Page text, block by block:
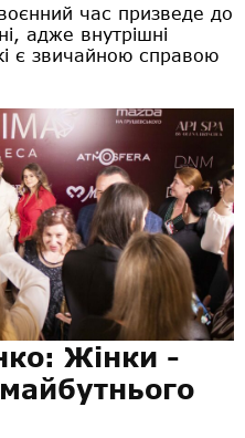
час призведе до
адже внутрішні
є звичайною справою
Жінки -